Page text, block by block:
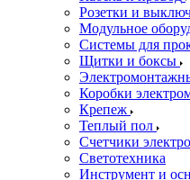
Розетки и
Модульное
Системы для
Щитки и боксы
Коробки
Крепеж
Теплый пол
Счетчики
Светотехника
Инструмент и